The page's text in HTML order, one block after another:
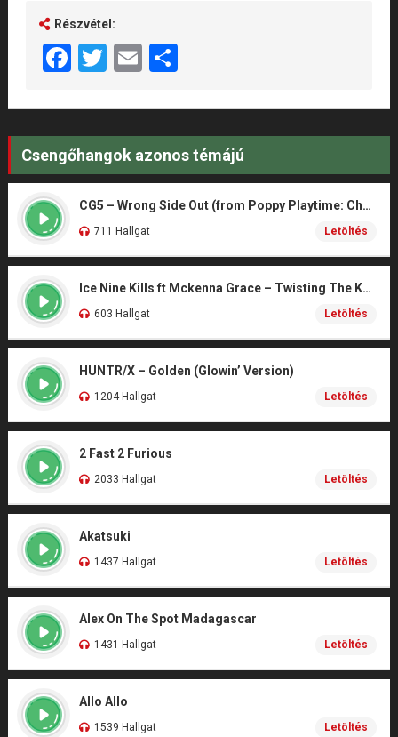
Részvétel:
Facebook
Twitter
EmailShare
Csengőhangok azonos témájú
CG5 – Wrong Side Out (from Poppy Playtime: Chapter 5)
711 Hallgat Letöltés
Ice Nine Kills ft Mckenna Grace – Twisting The Knife (From SCREAM 7)
603 Hallgat Letöltés
HUNTR/X – Golden (Glowin’ Version)
1204 Hallgat Letöltés
2 Fast 2 Furious
2033 Hallgat Letöltés
Akatsuki
1437 Hallgat Letöltés
Alex On The Spot Madagascar
1431 Hallgat Letöltés
Allo Allo
1539 Hallgat Letöltés